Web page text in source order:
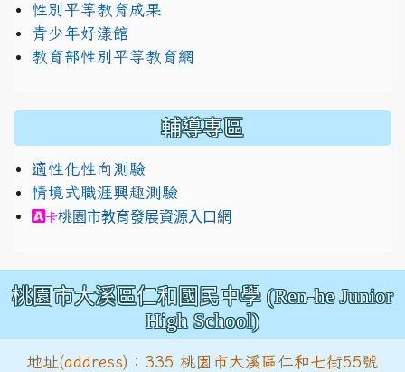
性別平等教育成果
青少年好漾館
教育部性別平等教育網
輔導專區
適性化性向測驗
情境式職涯興趣測驗
link to https://exam.career.ntnu.edu.tw/cit/
卡桃園市教育發展資源入口網
桃園市大溪區仁和國民中學 (Ren-he Junior
High School)
地址(address)：335 桃園市大溪區仁和七街55號